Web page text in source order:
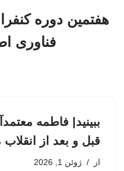
هفتمین دوره
فناوری
ببینید| فاطمه
قبل و بعد از
از ژوئن 1, 2026